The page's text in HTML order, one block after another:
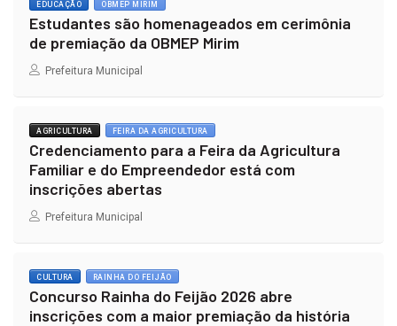
EDUCAÇÃO OBMEP MIRIM
Estudantes são homenageados em cerimônia
de premiação da OBMEP Mirim
Prefeitura Municipal
AGRICULTURA FEIRA DA AGRICULTURA
Credenciamento para a Feira da Agricultura
Familiar e do Empreendedor está com
inscrições abertas
Prefeitura Municipal
CULTURA RAINHA DO FEIJÃO
Concurso Rainha do Feijão 2026 abre
inscrições com a maior premiação da história